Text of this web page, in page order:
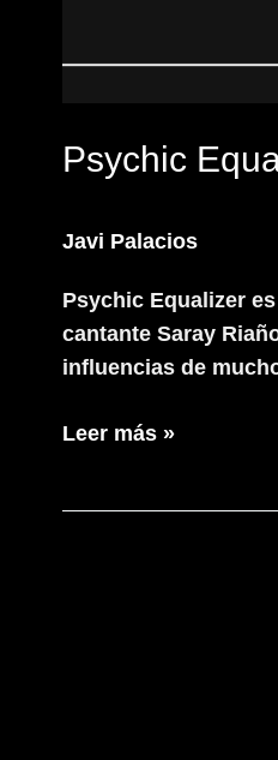
Psychic
Javi Palacios
Psychic Equalizer
cantante Saray
influencias de
Psychic
Leer más »